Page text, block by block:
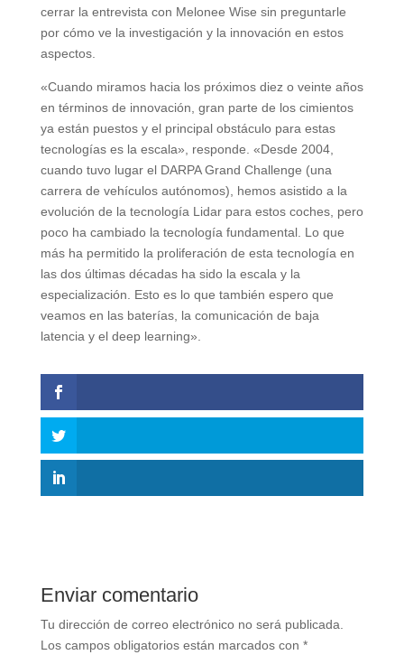
cerrar la entrevista con Melonee Wise sin preguntarle
por cómo ve la investigación y la innovación en estos
aspectos.
«Cuando miramos hacia los próximos diez o veinte años
en términos de innovación, gran parte de los cimientos
ya están puestos y el principal obstáculo para estas
tecnologías es la escala», responde. «Desde 2004,
cuando tuvo lugar el DARPA Grand Challenge (una
carrera de vehículos autónomos), hemos asistido a la
evolución de la tecnología Lidar para estos coches, pero
poco ha cambiado la tecnología fundamental. Lo que
más ha permitido la proliferación de esta tecnología en
las dos últimas décadas ha sido la escala y la
especialización. Esto es lo que también espero que
veamos en las baterías, la comunicación de baja
latencia y el deep learning».
Enviar comentario
Tu dirección de correo electrónico no será publicada.
Los campos obligatorios están marcados con *